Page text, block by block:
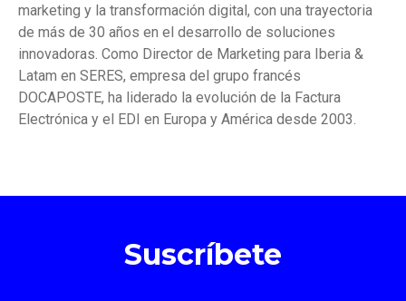
marketing y la transformación digital, con una trayectoria
de más de 30 años en el desarrollo de soluciones
innovadoras. Como Director de Marketing para Iberia &
Latam en SERES, empresa del grupo francés
DOCAPOSTE, ha liderado la evolución de la Factura
Electrónica y el EDI en Europa y América desde 2003.
Suscríbete